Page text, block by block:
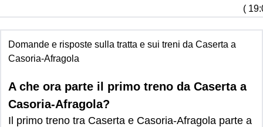
(
Domande e risposte sulla tratta e sui treni da Caserta a
Casoria-Afragola
A che ora parte il primo treno da Caserta a
Casoria-Afragola?
Il primo treno tra Caserta e Casoria-Afragola parte a